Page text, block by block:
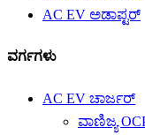
AC EV ಅಡಾಪ್ಟರ್
ವರ್ಗಗಳು
AC EV ಚಾರ್ಜರ್
ವಾಣಿಜ್ಯ